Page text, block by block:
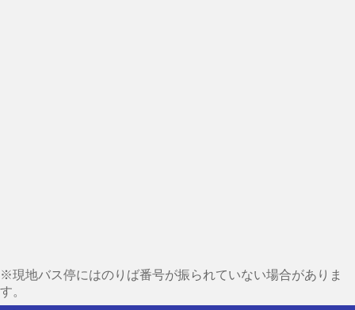
※現地バス停にはのりば番号が振られていない場合がありま
す。